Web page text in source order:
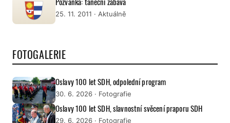
25. 11. 2011 · Aktuálně
FOTOGALERIE
Oslavy 100 let SDH, odpolední program
30. 6. 2026 · Fotografie
Oslavy 100 let SDH, slavnostní svěcení praporu SDH
29. 6. 2026 · Fotografie